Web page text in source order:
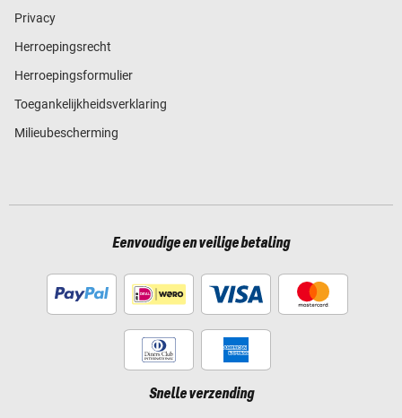
Privacy
Herroepingsrecht
Herroepingsformulier
Toegankelijkheidsverklaring
Milieubescherming
Eenvoudige en veilige betaling
Snelle verzending